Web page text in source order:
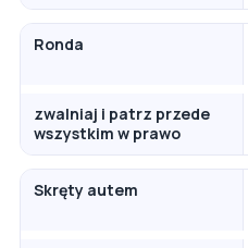
Ronda
zwalniaj i patrz przede
wszystkim w prawo
Skręty autem